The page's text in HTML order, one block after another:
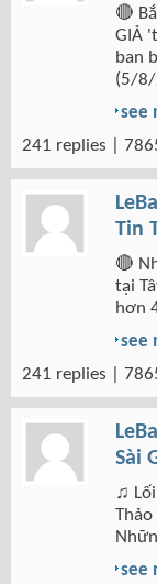
🔴
GIẢ
ban
(5/8/
see
241 replies |
Tin
🔴
tại
hơn
see
241 replies |
Sài
♫ Lối
see